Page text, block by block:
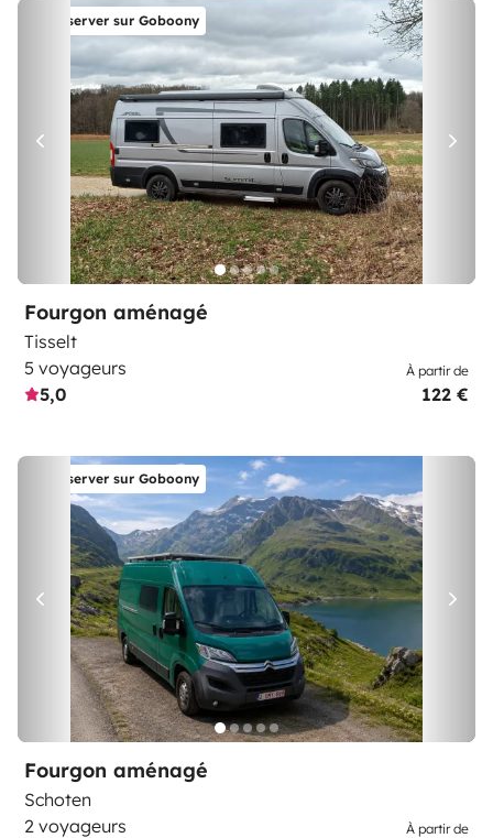
Réserver sur Goboony
Fourgon aménagé
Tisselt
5 voyageurs
5,0
À partir de
122 €
Réserver sur Goboony
Fourgon aménagé
Schoten
2 voyageurs
À partir de